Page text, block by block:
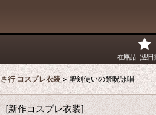
在庫品（翌日
さ行 コスプレ衣装 > 聖剣使いの禁呪詠唱
[新作コスプレ衣装]